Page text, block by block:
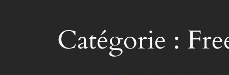
Catégorie :